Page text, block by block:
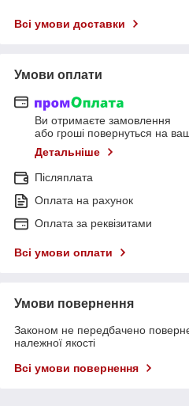
Всі умови доставки
Умови оплати
Ви отримаєте замовлення
або гроші повернуться на
Детальніше
Післяплата
Оплата на рахунок
Оплата за реквізитами
Всі умови оплати
Умови повернення
Законом не передбачено
належної якості
Всі умови повернення